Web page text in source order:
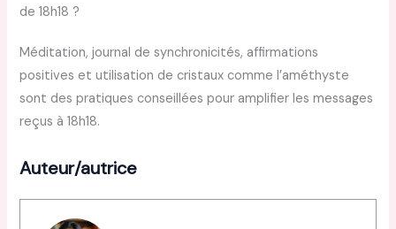
de 18h18 ?
Méditation, journal de synchronicités, affirmations
positives et utilisation de cristaux comme l’améthyste
sont des pratiques conseillées pour amplifier les messages
reçus à 18h18.
Auteur/autrice